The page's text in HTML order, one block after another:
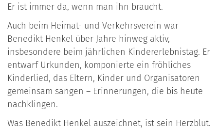
Er ist immer da, wenn man ihn braucht.
Auch beim Heimat- und Verkehrsverein war
Benedikt Henkel über Jahre hinweg aktiv,
insbesondere beim jährlichen Kindererlebnistag. Er
entwarf Urkunden, komponierte ein fröhliches
Kinderlied, das Eltern, Kinder und Organisatoren
gemeinsam sangen – Erinnerungen, die bis heute
nachklingen.
Was Benedikt Henkel auszeichnet, ist sein Herzblut.